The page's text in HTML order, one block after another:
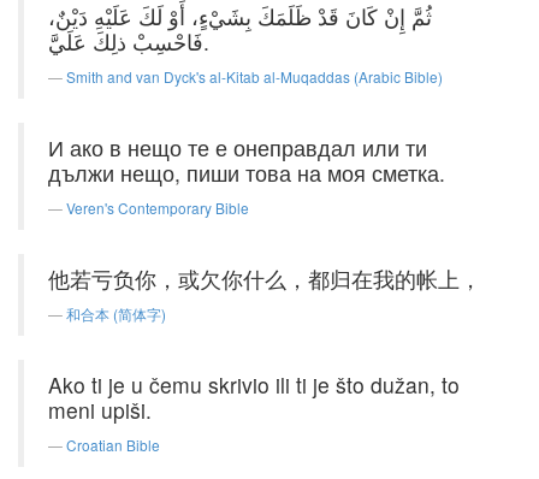
ثُمَّ إِنْ كَانَ قَدْ ظَلَمَكَ بِشَيْءٍ، أَوْ لَكَ عَلَيْهِ دَيْنٌ،
فَاحْسِبْ ذلِكَ عَلَيَّ.
Smith and van Dyck's al-Kitab al-Muqaddas (Arabic Bible)
И ако в нещо те е онеправдал или ти
дължи нещо, пиши това на моя сметка.
Veren's Contemporary Bible
他若亏负你，或欠你什么，都归在我的帐上，
和合本 (简体字)
Ako ti je u čemu skrivio ili ti je što dužan, to
meni upiši.
Croatian Bible